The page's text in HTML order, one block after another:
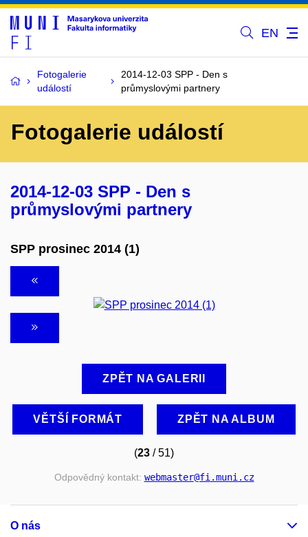
EN
Fotogalerie
událostí
2014-12-03 SPP - Den s
průmyslovými partnery
Fotogalerie událostí
2014-12-03 SPP - Den s
průmyslovými partnery
SPP prosinec 2014 (1)
ZPĚT NA GALERII
VĚTŠÍ FORMÁT ZPĚT NA ALBUM
(23 / 51)
Odpovědný kontakt: webmaster@fi.muni.cz
O nás